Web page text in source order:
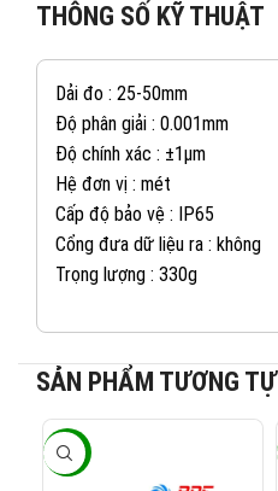
THÔNG SỐ KỸ THUẬT
Dải đo : 25-50mm
Độ phân giải : 0.001mm
Độ chính xác : ±1µm
Hệ đơn vị : mét
Cấp độ bảo vệ : IP65
Cổng đưa dữ liệu ra : không
Trọng lượng : 330g
SẢN PHẨM TƯƠNG TỰ
-20% KINH